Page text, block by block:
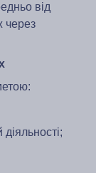
від
через